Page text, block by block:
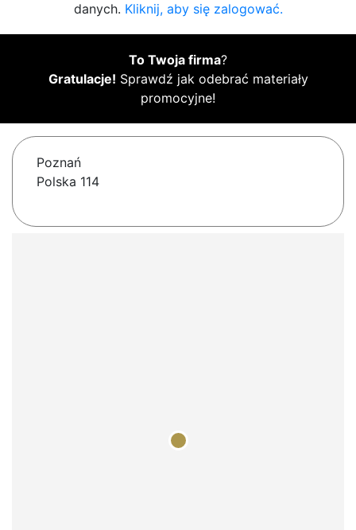
danych. Kliknij, aby się zalogować.
To Twoja firma?
Gratulacje! Sprawdź jak odebrać materiały
promocyjne!
Poznań
Polska 114